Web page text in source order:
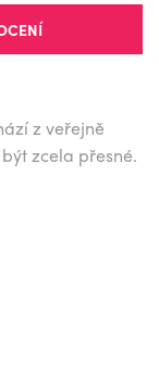
z veřejně
zcela přesné.